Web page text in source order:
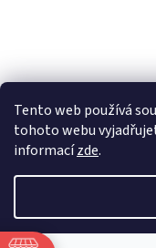
Tento web používá
tohoto webu
informacízde.
Facebook